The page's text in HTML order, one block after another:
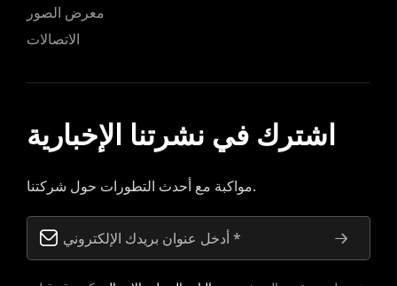
الاتصالات
عن طريق تقديم النموذج,نص الناتج المحلي الإجماليكنت قد قبلت